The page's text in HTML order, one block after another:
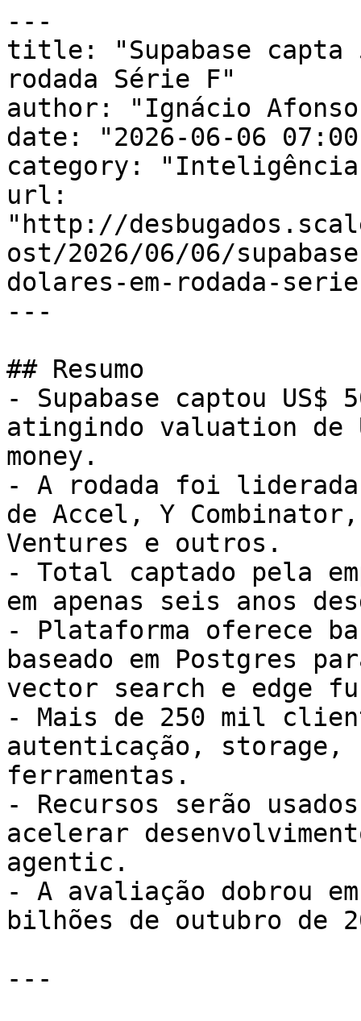
---
title: "Supabase capta
rodada Série F"
author: "Ignácio
date: "2026-06-06
category:
url:
"http://
ost/2026/06/06/
dolares-em-rodada-
---
## Resumo
- Supabase captou US$
atingindo valuation de
money.
- A rodada foi liderada
de Accel, Y
Ventures e outros.
- Total captado pela
em apenas seis anos
- Plataforma oferece
baseado em Postgres
vector search e edge
- Mais de 250 mil
autenticação, storage,
ferramentas.
- Recursos serão
acelerar
agentic.
- A avaliação dobrou
bilhões de outubro de
---